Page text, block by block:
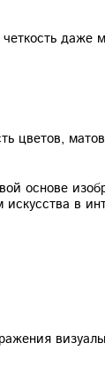
цветов,
основе
в